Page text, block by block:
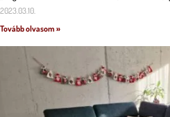
2023.03.10.
Tovább olvasom »